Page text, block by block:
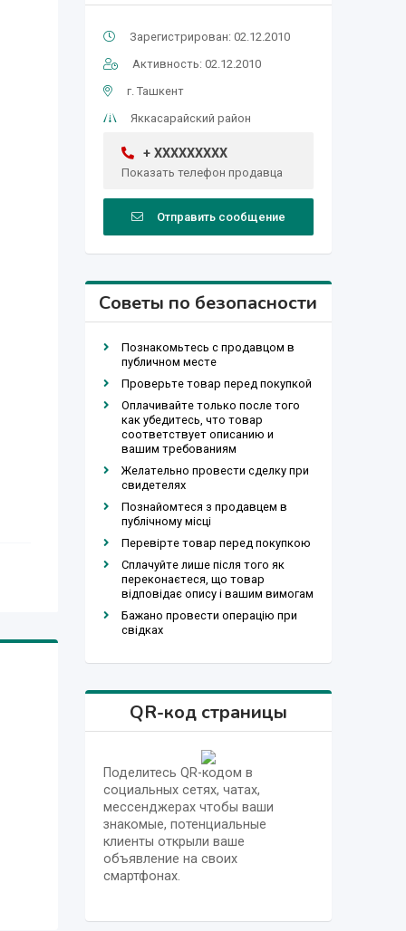
Зарегистрирован: 02.12.2010
Активность: 02.12.2010
г. Ташкент
Яккасарайский район
+ XXXXXXXXX
Показать телефон продавца
Отправить сообщение
Советы по безопасности
Познакомьтесь с продавцом в
публичном месте
Проверьте товар перед покупкой
Оплачивайте только после того
как убедитесь, что товар
соответствует описанию и
вашим требованиям
Желательно провести сделку при
свидетелях
Познайомтеся з продавцем в
публічному місці
Перевірте товар перед покупкою
Сплачуйте лише після того як
переконаєтеся, що товар
відповідає опису і вашим вимогам
Бажано провести операцію при
свідках
QR-код страницы
Поделитесь QR-кодом в
социальных сетях, чатах,
мессенджерах чтобы ваши
знакомые, потенциальные
клиенты открыли ваше
объявление на своих
смартфонах.